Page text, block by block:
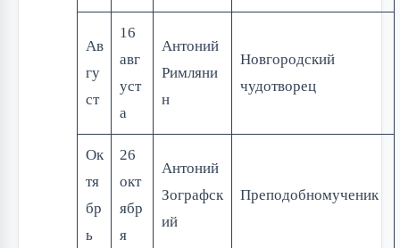
Ав
гу
ст
16
авг
уст
а
Антоний
Римляни
н
Новгородский
чудотворец
Ок
тя
бр
ь
26
окт
ябр
я
Антоний
Зографск
ий
Преподобномученик